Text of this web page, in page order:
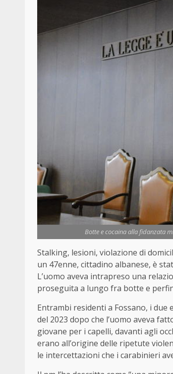
Botte e cocaina alla fidanzata
Stalking, lesioni, violazione di
un 47enne, cittadino albanese, è
L’uomo aveva intrapreso una
proseguita a lungo fra botte e
Entrambi residenti a Fossano, i due
del 2023 dopo che l’uomo aveva
giovane per i capelli, davanti agli
erano all’origine delle ripetute
le intercettazioni che i carabinieri